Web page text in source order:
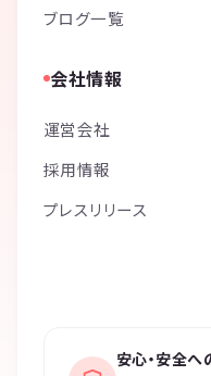
ブログ一覧
会社情報
運営会社
採用情報
プレスリリース
安心・安全へ